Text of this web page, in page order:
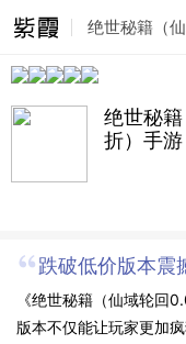
绝世秘籍（
手游
绝世秘
折）手游
跌破低价版本震
《绝世秘籍（仙域轮回
版本不仅能让玩家更加